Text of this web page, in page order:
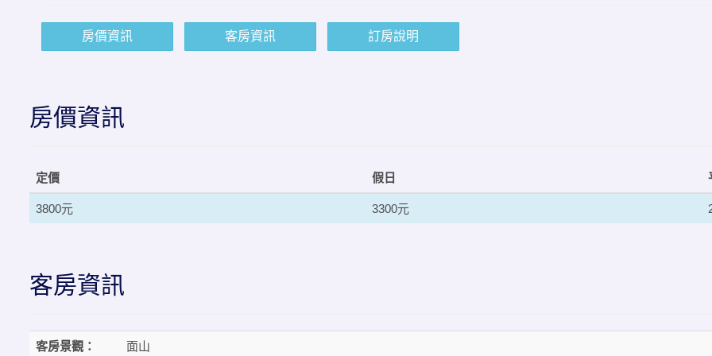
房價資訊 客房資訊 訂房說明
房價資訊
定價 假日
3800元 3300元
客房資訊
客房景觀： 面山